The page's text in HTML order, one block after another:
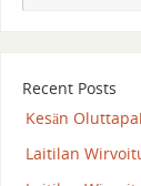
Recent Posts
Kesän
Laitilan